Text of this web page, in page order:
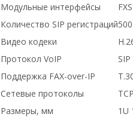
Модульные интерфейсы
Количество SIP регистраций500
Видео кодеки
Протокол VoIP
SIP
Поддержка FAX-over-IP
Сетевые протоколы
Размеры, мм
1U